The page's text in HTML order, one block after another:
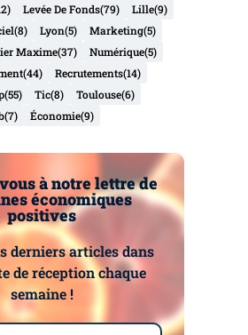
Levée De Fonds(79) Lille(9)
(8) Lyon(5) Marketing(5)
Maxime(37) Numérique(5)
(44) Recrutements(14)
(55) Tic(8) Toulouse(6)
(7) Économie(9)
à notre lettre de
économiques
positives
derniers articles dans
de réception chaque
semaine !